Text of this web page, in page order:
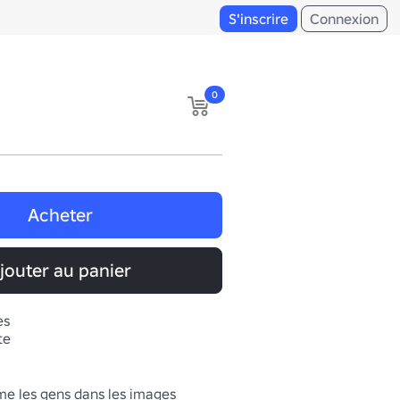
S'inscrire Connexion
0
Acheter
au panier
les gens dans les images